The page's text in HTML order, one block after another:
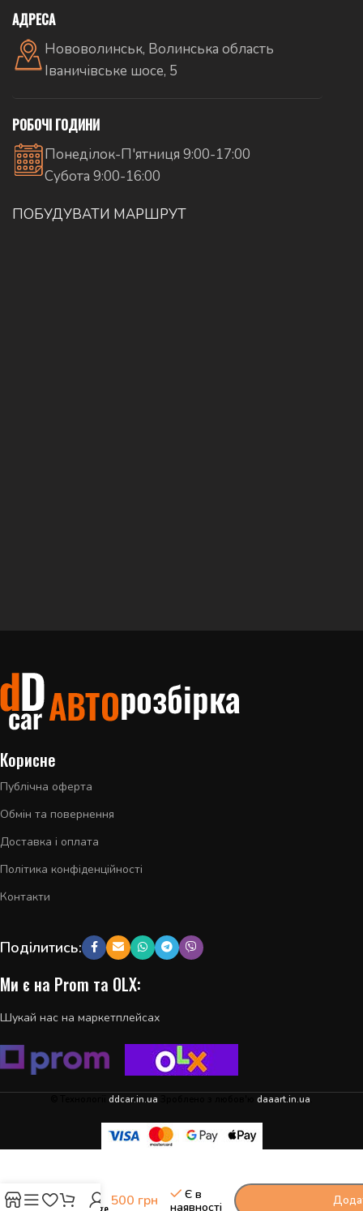
АДРЕСА
Нововолинськ, Волинська область
Іваничівське шосе, 5
РОБОЧІ ГОДИНИ
Понеділок-П'ятниця 9:00-17:00
Субота 9:00-16:00
ПОБУДУВАТИ МАРШРУТ
Корисне
Публічна оферта
Обмін та повернення
Доставка і оплата
Політика конфіденційності
Контакти
Поділитись:
Ми є на Prom та OLX:
Шукай нас на маркетплейсах
ddcar.in.ua daaart.in.ua
комфорту
500 грн
Є в
наявності